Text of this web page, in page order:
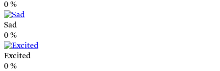
0 %
Sad
0 %
Excited
0 %